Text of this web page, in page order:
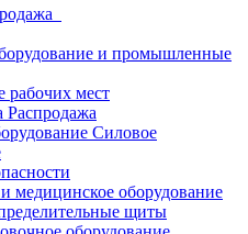
и промышленные
рабочих мест
Распродажа
Силовое
медицинское оборудование
щиты